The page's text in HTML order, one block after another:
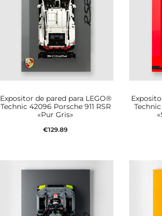
Expositor de pared para LEGO®
Technic 42096 Porsche 911 RSR
«Pur Gris»
€129.89